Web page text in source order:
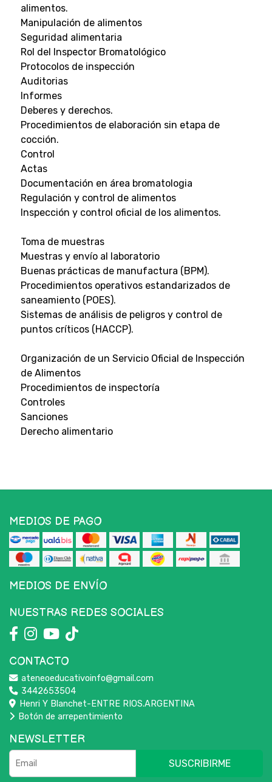
alimentos.
Manipulación de alimentos
Seguridad alimentaria
Rol del Inspector Bromatológico
Protocolos de inspección
Auditorias
Informes
Deberes y derechos.
Procedimientos de elaboración sin etapa de
cocción.
Control
Actas
Documentación en área bromatologia
Regulación y control de alimentos
Inspección y control oficial de los alimentos.
Toma de muestras
Muestras y envío al laboratorio
Buenas prácticas de manufactura (BPM).
Procedimientos operativos estandarizados de
saneamiento (POES).
Sistemas de análisis de peligros y control de
puntos críticos (HACCP).
Organización de un Servicio Oficial de Inspección
de Alimentos
Procedimientos de inspectoría
Controles
Sanciones
Derecho alimentario
MEDIOS DE PAGO
MEDIOS DE ENVÍO
NUESTRAS REDES SOCIALES
CONTACTO
ateneoeducativoinfo@gmail.com
3442653504
Henri Y Blanchet-ENTRE RIOS.ARGENTINA
Botón de arrepentimiento
NEWSLETTER
SUSCRIBIRME